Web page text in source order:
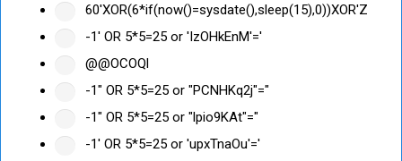
60'XOR(6*if(now()=sysdate(),sleep(15),0))XOR'Z
-1' OR 5*5=25 or 'IzOHkEnM'='
@@OCOQl
-1" OR 5*5=25 or "PCNHKq2j"="
-1" OR 5*5=25 or "lpio9KAt"="
-1' OR 5*5=25 or 'upxTnaOu'='